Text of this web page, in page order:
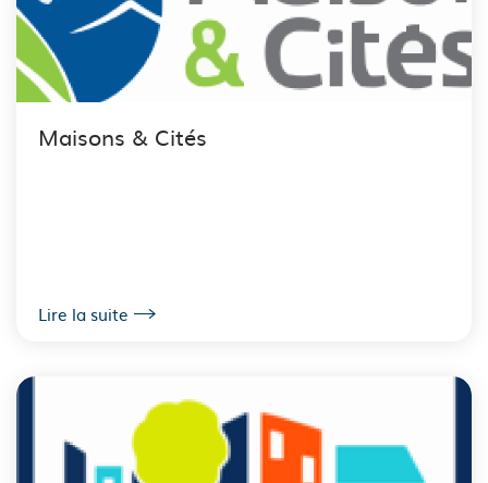
Maisons & Cités
Lire la suite